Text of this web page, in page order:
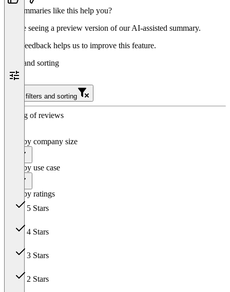
Do summaries like this help you?
You’re seeing a preview version of our AI-assisted summary.
Your feedback helps us to improve this feature.
Filter and sorting
Clear filters and sorting
Sorting of reviews
Filter by company size
Filter by use case
Filter by ratings
5 Stars
4 Stars
3 Stars
2 Stars